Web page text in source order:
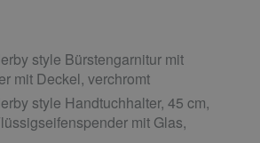
style Bürstengarnitur mit
mit Deckel, verchromt
style Handtuchhalter, 45 cm,
mit Glas,